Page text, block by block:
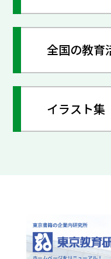
全国の教育
イラスト集